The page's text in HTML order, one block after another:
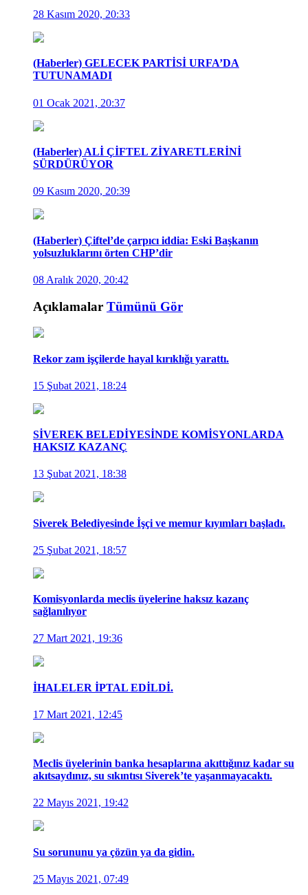
28 Kasım 2020, 20:33
(Haberler) GELECEK PARTİSİ URFA’DA
TUTUNAMADI
01 Ocak 2021, 20:37
(Haberler) ALİ ÇİFTEL ZİYARETLERİNİ
SÜRDÜRÜYOR
09 Kasım 2020, 20:39
(Haberler) Çiftel’de çarpıcı iddia: Eski Başkanın
yolsuzluklarını örten CHP’dir
08 Aralık 2020, 20:42
Açıklamalar Tümünü Gör
Rekor zam işçilerde hayal kırıklığı yarattı.
15 Şubat 2021, 18:24
SİVEREK BELEDİYESİNDE KOMİSYONLARDA
HAKSIZ KAZANÇ
13 Şubat 2021, 18:38
Siverek Belediyesinde İşçi ve memur kıyımları başladı.
25 Şubat 2021, 18:57
Komisyonlarda meclis üyelerine haksız kazanç
sağlanılıyor
27 Mart 2021, 19:36
İHALELER İPTAL EDİLDİ.
17 Mart 2021, 12:45
Meclis üyelerinin banka hesaplarına akıttığınız kadar su
akıtsaydınız, su sıkıntısı Siverek’te yaşanmayacaktı.
22 Mayıs 2021, 19:42
Su sorununu ya çözün ya da gidin.
25 Mayıs 2021, 07:49